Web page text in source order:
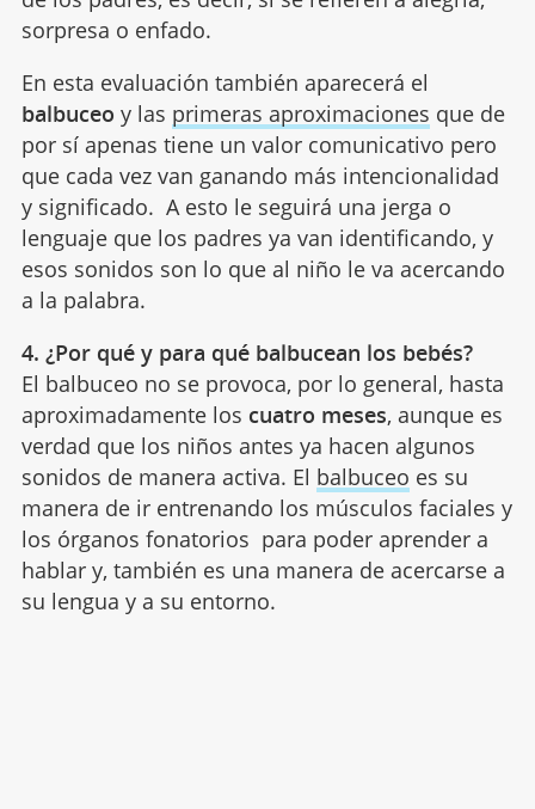
sorpresa o enfado.
En esta evaluación también aparecerá el
balbuceo y las primeras aproximaciones que de
por sí apenas tiene un valor comunicativo pero
que cada vez van ganando más intencionalidad
y significado. A esto le seguirá una jerga o
lenguaje que los padres ya van identificando, y
esos sonidos son lo que al niño le va acercando
a la palabra.
4. ¿Por qué y para qué balbucean los bebés?
El balbuceo no se provoca, por lo general, hasta
aproximadamente los cuatro meses, aunque es
verdad que los niños antes ya hacen algunos
sonidos de manera activa. El balbuceo es su
manera de ir entrenando los músculos faciales y
los órganos fonatorios para poder aprender a
hablar y, también es una manera de acercarse a
su lengua y a su entorno.